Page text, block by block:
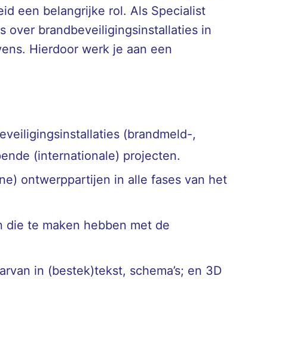
een belangrijke rol. Als Specialist
over brandbeveiligingsinstallaties in
Hierdoor werk je aan een
(brandmeld-,
(internationale) projecten.
ontwerppartijen in alle fases van het
die te maken hebben met de
in (bestek)tekst, schema’s; en 3D